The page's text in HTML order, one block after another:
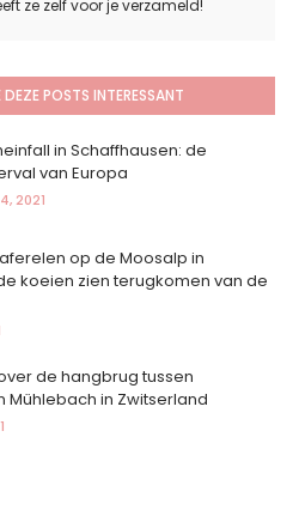
ze zelf voor je verzameld!
POSTS INTERESSANT
in Schaffhausen: de
van Europa
2021
op de Moosalp in
koeien zien terugkomen van de
de hangbrug tussen
Mühlebach in Zwitserland